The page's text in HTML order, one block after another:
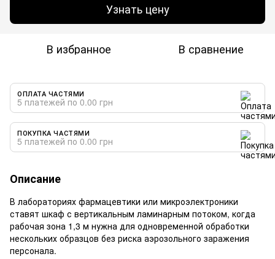
Узнать цену
В избранное В сравнение
ОПЛАТА ЧАСТЯМИ
5 платежей по 0.00 грн
ПОКУПКА ЧАСТЯМИ
5 платежей по 0.00 грн
Описание
В лабораториях фармацевтики или микроэлектроники
ставят шкаф с вертикальным ламинарным потоком, когда
рабочая зона 1,3 м нужна для одновременной обработки
нескольких образцов без риска аэрозольного заражения
персонала.